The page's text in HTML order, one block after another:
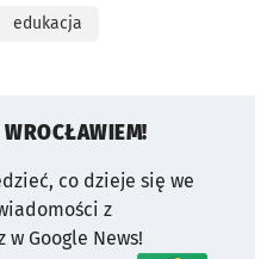
edukacja
WROCŁAWIEM!
co dzieje się we
z
Google News!